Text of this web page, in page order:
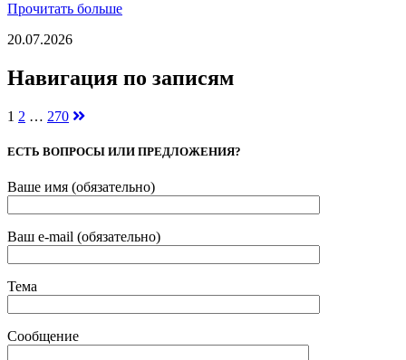
Прочитать больше
20.07.2026
Навигация по записям
1 2 … 270
ЕСТЬ ВОПРОСЫ ИЛИ ПРЕДЛОЖЕНИЯ?
Ваше имя (обязательно)
Ваш e-mail (обязательно)
Тема
Сообщение